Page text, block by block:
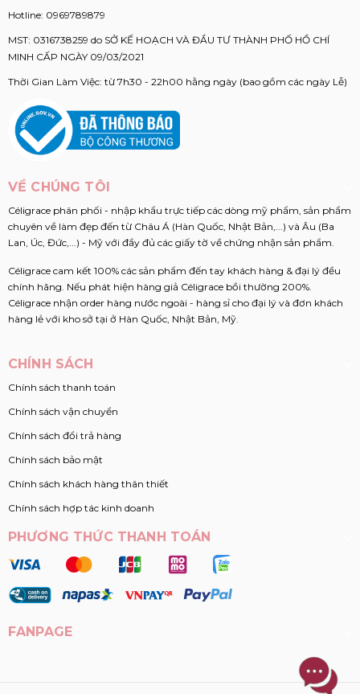
Hotline: 0969789879
MST: 0316738259 do SỞ KẾ HOẠCH VÀ ĐẦU TƯ THÀNH PHỐ HỒ CHÍ
MINH CẤP NGÀY 09/03/2021
Thời Gian Làm Việc: từ 7h30 - 22h00 hằng ngày (bao gồm các ngày Lễ)
VỀ CHÚNG TÔI
Céligrace phân phối - nhập khẩu trực tiếp các dòng mỹ phẩm, sản phẩm
chuyên về làm đẹp đến từ Châu Á (Hàn Quốc, Nhật Bản,...) và Âu (Ba
Lan, Úc, Đức,...) - Mỹ với đầy đủ các giấy tờ về chứng nhận sản phẩm.
Céligrace cam kết 100% các sản phẩm đến tay khách hàng & đại lý đều
chính hãng. Nếu phát hiện hàng giả Céligrace bồi thường 200%.
Céligrace nhận order hàng nước ngoài - hàng sỉ cho đại lý và đơn khách
hàng lẻ với kho sở tại ở Hàn Quốc, Nhật Bản, Mỹ.
CHÍNH SÁCH
Chính sách thanh toán
Chính sách vận chuyển
Chính sách đổi trả hàng
Chính sách bảo mật
Chính sách khách hàng thân thiết
Chính sách hợp tác kinh doanh
PHƯƠNG THỨC THANH TOÁN
FANPAGE